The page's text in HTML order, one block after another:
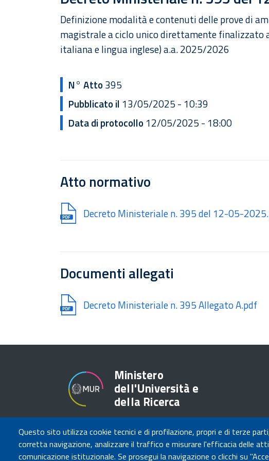
Questo sito utilizza cookie tecnici e di profilazione, propri e di terze
corretta navigazione, analizzare il traffico e misurare l'efficacia delle
comunicazione istituzionale. Se prosegui la navigazione o clicchi su
Definizione modalità e contenuti delle prove di
magistrale a ciclo unico direttamente
italiana e lingua inglese) a.a. 2025/2026
N° Atto 395
Pubblicato il 13/05/2025 - 10:39
Data di protocollo 12/05/2025 - 18:00
Atto normativo
Document
Decreto Ministeriale n. 395 del 12-05-
Documenti allegati
Document
Decreto Ministeriale n. 395 Allegato A.pdf
Ministero
dell'Università e
della Ricerca